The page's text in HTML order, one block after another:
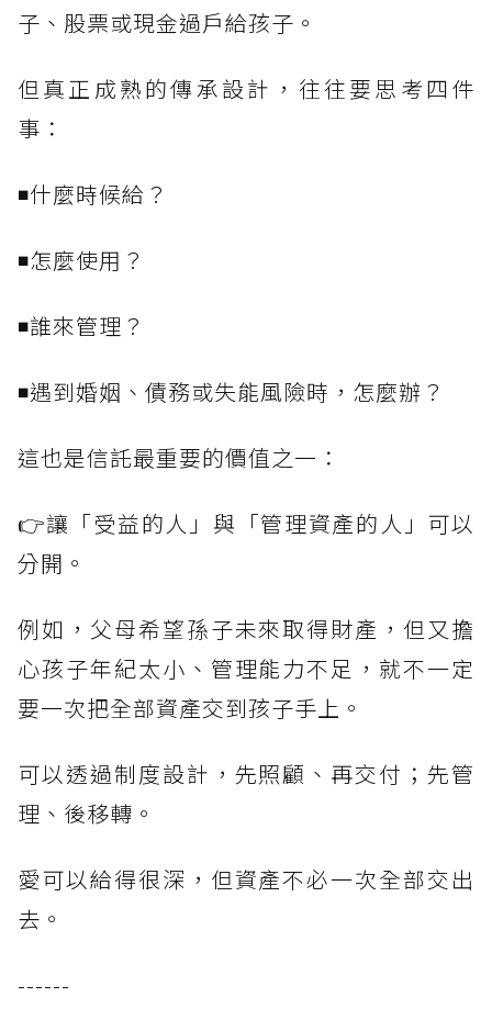
子、股票或現金過戶給孩子。
但真正成熟的傳承設計，往往要思考四件
事：
◾什麼時候給？
◾怎麼使用？
◾誰來管理？
◾遇到婚姻、債務或失能風險時，怎麼辦？
這也是信託最重要的價值之一：
👉讓「受益的人」與「管理資產的人」可以
分開。
例如，父母希望孫子未來取得財產，但又擔
心孩子年紀太小、管理能力不足，就不一定
要一次把全部資產交到孩子手上。
可以透過制度設計，先照顧、再交付；先管
理、後移轉。
愛可以給得很深，但資產不必一次全部交出
去。
------